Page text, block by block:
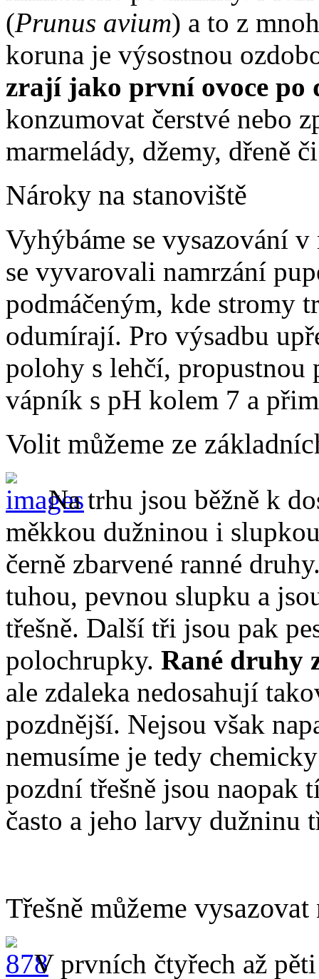
(Prunus avium) a to z
koruna je výsostnou
zrají jako první ovoce po
konzumovat čerstvé nebo
marmelády, džemy, dřeně
Nároky na stanoviště
Vyhýbáme se vysazování
se vyvarovali namrzání
podmáčeným, kde stromy
odumírají. Pro výsadbu
polohy s lehčí, propustnou
vápník s pH kolem 7 a
Volit můžeme ze
Na trhu jsou běžně k
měkkou dužninou i
černě zbarvené ranné
tuhou, pevnou slupku a
třešně. Další tři jsou pak
polochrupky. Rané druhy
ale zdaleka nedosahují
pozdnější. Nejsou však
nemusíme je tedy
pozdní třešně jsou naopak
často a jeho larvy dužninu
Třešně můžeme
V prvních čtyřech až